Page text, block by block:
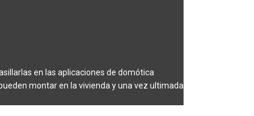
en las aplicaciones de domótica
montar en la vivienda y una vez ultimada